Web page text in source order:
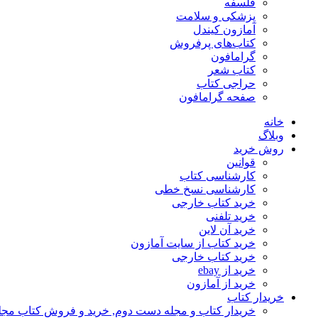
فلسفه
پزشکی و سلامت
آمازون کیندل
کتاب‌های پرفروش
گرامافون
کتاب شعر
حراجی کتاب
صفحه گرامافون
خانه
وبلاگ
روش خرید
قوانین
کارشناسی کتاب
کارشناسی نسخ خطی
خرید کتاب خارجی
خرید تلفنی
خرید آن لاین
خرید کتاب از سایت آمازون
خرید کتاب خارجی
خرید از ebay
خرید از آمازون
خریدار کتاب
خریدار کتاب و مجله دست دوم, خرید و فروش کتاب